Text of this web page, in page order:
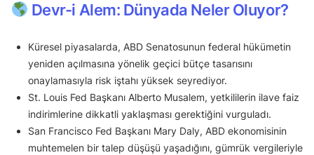
Devr-i Alem: Dünyada Neler Oluyor?
Küresel piyasalarda, ABD Senatosunun federal hükümetin
yeniden açılmasına yönelik geçici bütçe tasarısını
onaylamasıyla risk iştahı yüksek seyrediyor.
St. Louis Fed Başkanı Alberto Musalem, yetkililerin ilave faiz
indirimlerine dikkatli yaklaşması gerektiğini vurguladı.
San Francisco Fed Başkanı Mary Daly, ABD ekonomisinin
muhtemelen bir talep düşüşü yaşadığını, gümrük vergileriyle